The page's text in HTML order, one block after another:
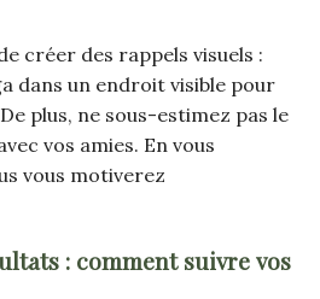
créer des rappels visuels :
dans un endroit visible pour
plus, ne sous-estimez pas le
vos amies. En vous
vous motiverez
: comment suivre vos